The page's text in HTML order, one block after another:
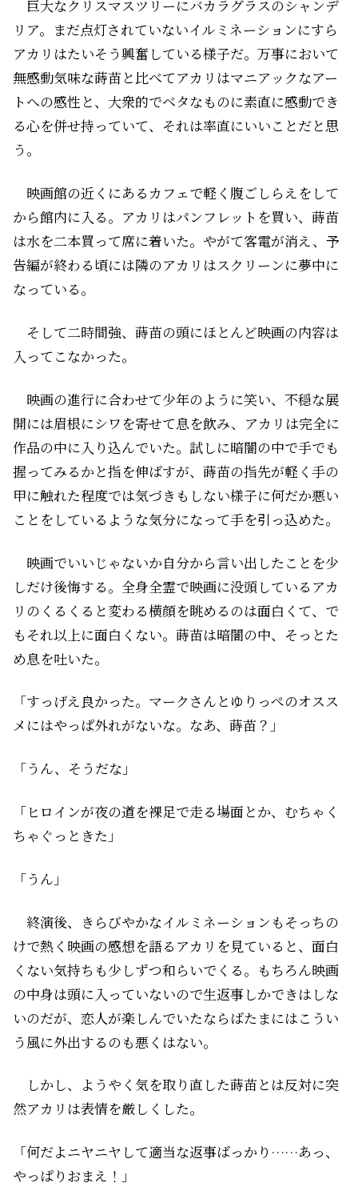
巨大なクリスマスツリーにバカラグラスのシャンデ
リア。まだ点灯されていないイルミネーションにすら
アカリはたいそう興奮している様子だ。万事において
無感動気味な蒔苗と比べてアカリはマニアックなアー
トへの感性と、大衆的でベタなものに素直に感動でき
る心を併せ持っていて、それは率直にいいことだと思
う。
映画館の近くにあるカフェで軽く腹ごしらえをして
から館内に入る。アカリはパンフレットを買い、蒔苗
は水を二本買って席に着いた。やがて客電が消え、予
告編が終わる頃には隣のアカリはスクリーンに夢中に
なっている。
そして二時間強、蒔苗の頭にほとんど映画の内容は
入ってこなかった。
映画の進行に合わせて少年のように笑い、不穏な展
開には眉根にシワを寄せて息を飲み、アカリは完全に
作品の中に入り込んでいた。試しに暗闇の中で手でも
握ってみるかと指を伸ばすが、蒔苗の指先が軽く手の
甲に触れた程度では気づきもしない様子に何だか悪い
ことをしているような気分になって手を引っ込めた。
映画でいいじゃないか――自分から言い出したことを少
しだけ後悔する。全身全霊で映画に没頭しているアカ
リのくるくると変わる横顔を眺めるのは面白くて、で
もそれ以上に面白くない。蒔苗は暗闇の中、そっとた
め息を吐いた。
「すっげえ良かった。マークさんとゆりっぺのオスス
メにはやっぱ外れがないな。なあ、蒔苗？」
「うん、そうだな」
「ヒロインが夜の道を裸足で走る場面とか、むちゃく
ちゃぐっときた」
「うん」
終演後、きらびやかなイルミネーションもそっちの
けで熱く映画の感想を語るアカリを見ていると、面白
くない気持ちも少しずつ和らいでくる。もちろん映画
の中身は頭に入っていないので生返事しかできはしな
いのだが、恋人が楽しんでいたならばたまにはこうい
う風に外出するのも悪くはない。
しかし、ようやく気を取り直した蒔苗とは反対に突
然アカリは表情を厳しくした。
「何だよニヤニヤして適当な返事ばっかり……あっ、
やっぱりおまえ！」